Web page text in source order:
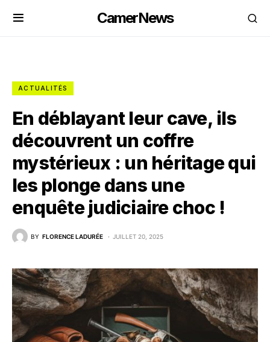
CamerNews
ACTUALITÉS
En déblayant leur cave, ils
découvrent un coffre
mystérieux : un héritage qui
les plonge dans une
enquête judiciaire choc !
BY FLORENCE LADURÉE JUILLET 20, 2025